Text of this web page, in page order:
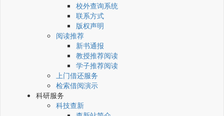
校外查询系统
联系方式
版权声明
阅读推荐
新书通报
教授推荐阅读
学子推荐阅读
上门借还服务
检索借阅演示
科研服务
科技查新